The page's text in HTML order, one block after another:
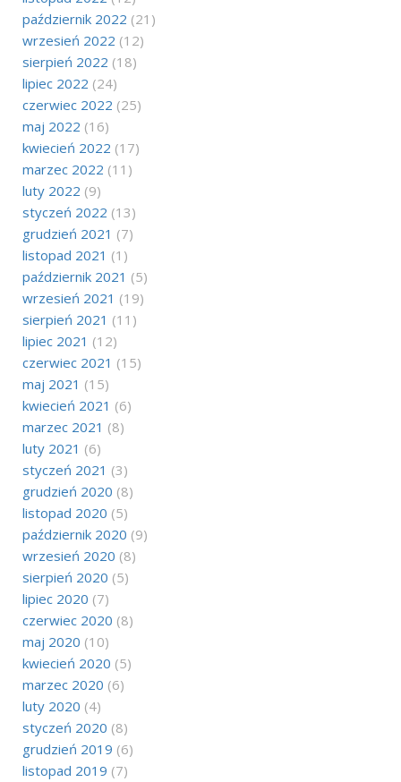
październik 2022 (21)
wrzesień 2022 (12)
sierpień 2022 (18)
lipiec 2022 (24)
czerwiec 2022 (25)
maj 2022 (16)
kwiecień 2022 (17)
marzec 2022 (11)
luty 2022 (9)
styczeń 2022 (13)
grudzień 2021 (7)
listopad 2021 (1)
październik 2021 (5)
wrzesień 2021 (19)
sierpień 2021 (11)
lipiec 2021 (12)
czerwiec 2021 (15)
maj 2021 (15)
kwiecień 2021 (6)
marzec 2021 (8)
luty 2021 (6)
styczeń 2021 (3)
grudzień 2020 (8)
listopad 2020 (5)
październik 2020 (9)
wrzesień 2020 (8)
sierpień 2020 (5)
lipiec 2020 (7)
czerwiec 2020 (8)
maj 2020 (10)
kwiecień 2020 (5)
marzec 2020 (6)
luty 2020 (4)
styczeń 2020 (8)
grudzień 2019 (6)
listopad 2019 (7)